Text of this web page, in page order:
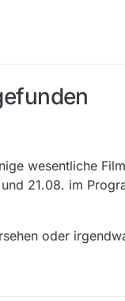
wesentliche
21.08. im
oder